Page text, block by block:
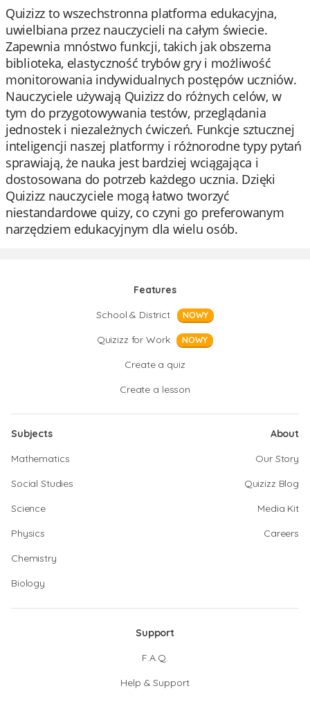
Quizizz to wszechstronna platforma edukacyjna,
uwielbiana przez nauczycieli na całym świecie.
Zapewnia mnóstwo funkcji, takich jak obszerna
biblioteka, elastyczność trybów gry i możliwość
monitorowania indywidualnych postępów uczniów.
Nauczyciele używają Quizizz do różnych celów, w
tym do przygotowywania testów, przeglądania
jednostek i niezależnych ćwiczeń. Funkcje sztucznej
inteligencji naszej platformy i różnorodne typy pytań
sprawiają, że nauka jest bardziej wciągająca i
dostosowana do potrzeb każdego ucznia. Dzięki
Quizizz nauczyciele mogą łatwo tworzyć
niestandardowe quizy, co czyni go preferowanym
narzędziem edukacyjnym dla wielu osób.
Features
School & District
NOWY
Quizizz for Work NOWY
Create a quiz
Create a lesson
Subjects
Mathematics
Social Studies
Science
Physics
Chemistry
Biology
About
Our Story
Quizizz Blog
Media Kit
Careers
Support
F.A.Q.
Help & Support